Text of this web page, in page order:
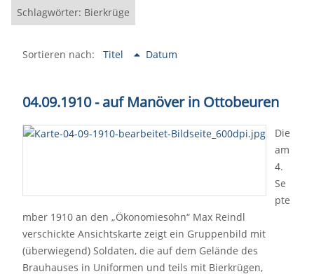
Schlagwörter: Bierkrüge
Sortieren nach: Titel Datum
04.09.1910 - auf Manöver in Ottobeuren
Die
am
4.
Se
pte
mber 1910 an den „Ökonomiesohn“ Max Reindl
verschickte Ansichtskarte zeigt ein Gruppenbild mit
(überwiegend) Soldaten, die auf dem Gelände des
Brauhauses in Uniformen und teils mit Bierkrügen,